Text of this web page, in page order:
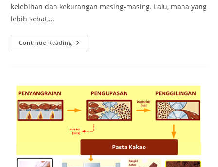
kelebihan dan kekurangan masing-masing. Lalu, mana yang
lebih sehat,…
Continue Reading Cokelat
Hitam
Yang
Lebih
Sehat?